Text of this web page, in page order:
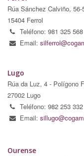
Rúa Sánchez Calviño, 56-
15404 Ferrol
Teléfono: 981 325 568
Email:
Lugo
Rúa da Luz, 4 - Polígono
27002 Lugo
Teléfono: 982 253 332
Email:
Ourense